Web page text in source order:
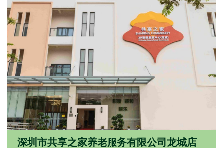
深圳市共享之家养老服务有限公司龙城店